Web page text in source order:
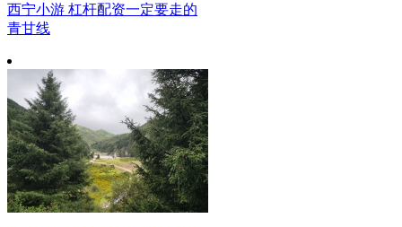
西宁小游 杠杆配资一定要走的
青甘线